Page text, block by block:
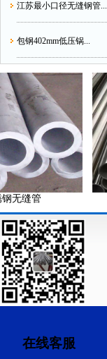
江苏最小口径无缝钢管...
包钢402mm低压锅...
管
在线客服